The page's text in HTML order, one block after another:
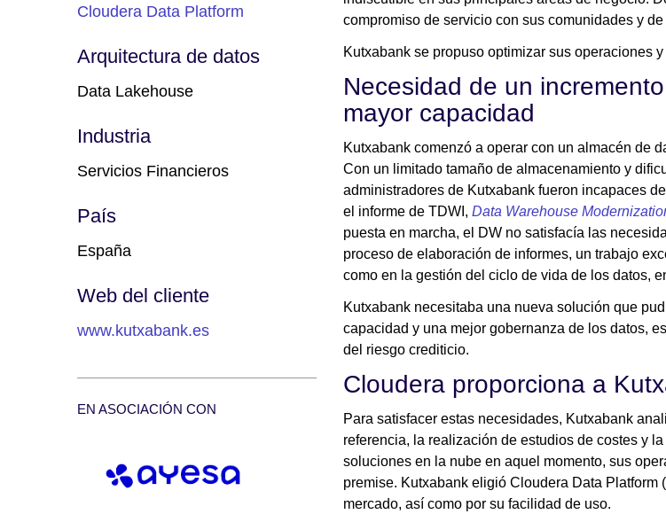
Cloudera Data Platform
Arquitectura de datos
Data Lakehouse
Industria
Servicios Financieros
País
España
Web del cliente
www.kutxabank.es
EN ASOCIACIÓN CON
compromiso de servicio con sus comunidades y
Kutxabank se propuso optimizar sus operaciones
Necesidad de un
mayor capacidad
Kutxabank comenzó a operar con un almacén de
Con un limitado tamaño de almacenamiento y
administradores de Kutxabank fueron incapaces
el informe de TDWI, Data Warehouse
puesta en marcha, el DW no satisfacía las
proceso de elaboración de informes, un trabajo
como en la gestión del ciclo de vida de los datos,
Kutxabank necesitaba una nueva solución que
capacidad y una mejor gobernanza de los datos,
del riesgo crediticio.
Cloudera proporciona a
Para satisfacer estas necesidades, Kutxabank
referencia, la realización de estudios de costes y
soluciones en la nube en aquel momento, sus
premise. Kutxabank eligió Cloudera Data
mercado, así como por su facilidad de uso.